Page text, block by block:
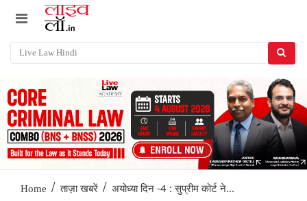
Home / ताज़ा खबरें / अयोध्या दिन -4 : सुप्रीम कोर्ट ने...